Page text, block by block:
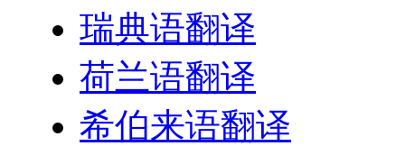
瑞典语翻译
荷兰语翻译
希伯来语翻译